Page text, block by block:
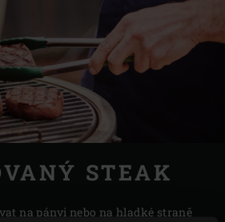
STEAK
na pánvi nebo na hladké straně